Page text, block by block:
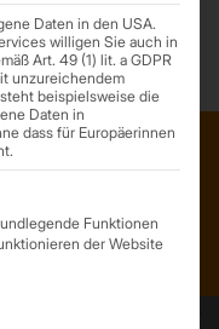
Daten in den USA.
willigen Sie auch in
Art. 49 (1) lit. a GDPR
unzureichendem
beispielsweise die
Daten in
dass für Europäerinnen
für die eine
Funktionen
der Website